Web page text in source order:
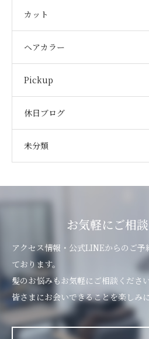
カット
ヘアカラー
Pickup
休日ブログ
未分類
お気軽にご相
アクセス情報・公式LINEからのご
ております。
髪のお悩みもお気軽にご相談ください
皆さまにお会いできることを楽しみ